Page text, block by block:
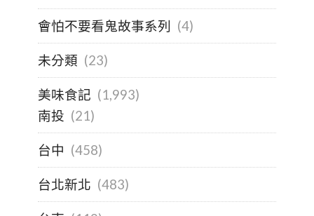
會怕不要看鬼故事系列 (4)
未分類 (23)
美味食記 (1,993)
南投 (21)
台中 (458)
台北新北 (483)